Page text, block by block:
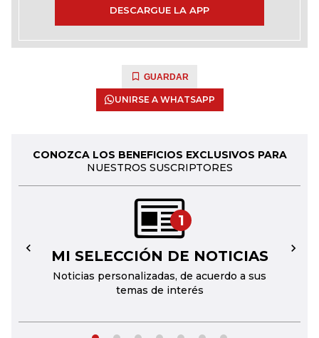
DESCARGUE LA APP
GUARDAR
UNIRSE A WHATSAPP
CONOZCA LOS BENEFICIOS EXCLUSIVOS PARA
NUESTROS SUSCRIPTORES
1
MI SELECCIÓN DE NOTICIAS
Noticias personalizadas, de acuerdo a sus
temas de interés
← →